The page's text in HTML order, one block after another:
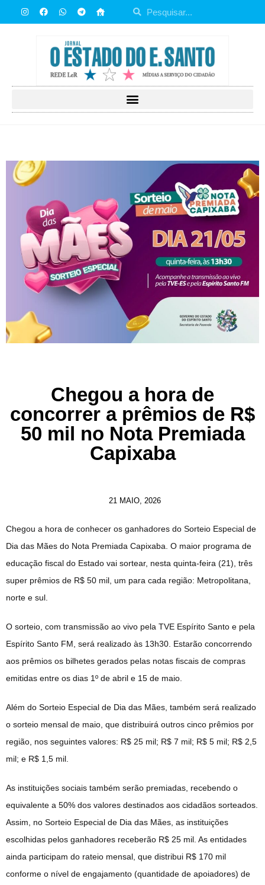
Chegou a hora de
concorrer a prêmios de R$
50 mil no Nota Premiada
Capixaba
21 MAIO, 2026
Chegou a hora de conhecer os ganhadores do Sorteio Especial de
Dia das Mães do Nota Premiada Capixaba. O maior programa de
educação fiscal do Estado vai sortear, nesta quinta-feira (21), três
super prêmios de R$ 50 mil, um para cada região: Metropolitana,
norte e sul.
O sorteio, com transmissão ao vivo pela TVE Espírito Santo e pela
Espírito Santo FM, será realizado às 13h30. Estarão concorrendo
aos prêmios os bilhetes gerados pelas notas fiscais de compras
emitidas entre os dias 1º de abril e 15 de maio.
Além do Sorteio Especial de Dia das Mães, também será realizado
o sorteio mensal de maio, que distribuirá outros cinco prêmios por
região, nos seguintes valores: R$ 25 mil; R$ 7 mil; R$ 5 mil; R$ 2,5
mil; e R$ 1,5 mil.
As instituições sociais também serão premiadas, recebendo o
equivalente a 50% dos valores destinados aos cidadãos sorteados.
Assim, no Sorteio Especial de Dia das Mães, as instituições
escolhidas pelos ganhadores receberão R$ 25 mil. As entidades
ainda participam do rateio mensal, que distribui R$ 170 mil
conforme o nível de engajamento (quantidade de apoiadores) de